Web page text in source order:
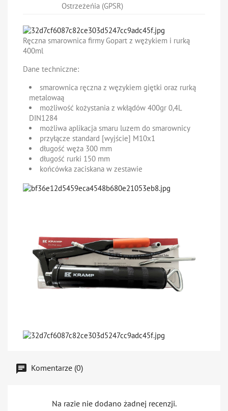
Ostrzeżeńia (GPSR)
Ręczna smarownica firmy Gopart z wężykiem i rurką
400ml
Dane techniczne:
smarownica ręczna z węzykiem giętki oraz rurką
metalowaą
możliwość kożystania z wkłądów 400gr 0,4L
DIN1284
możliwa aplikacja smaru luzem do smarownicy
przyłącze standard [wyjście] M10x1
długość węża 300 mm
długość rurki 150 mm
końcówka zaciskana w zestawie
Komentarze (0)
Na razie nie dodano żadnej recenzji.